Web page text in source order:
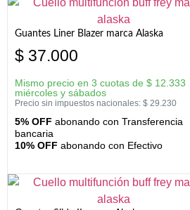
Guantes Liner Blazer marca Alaska
$ 37.000
Mismo precio en 3 cuotas de $ 12.333
miércoles y sábados
Precio sin impuestos nacionales: $ 29.230
5% OFF abonando con Transferencia
bancaria
10% OFF abonando con Efectivo